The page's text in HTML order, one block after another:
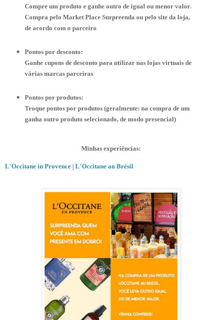
Compre um produto e ganhe outro de igual ou menor valor.
Compra pelo Market Place Surpreenda ou pelo site da loja,
de acordo com o parceiro
Pontos por desconto:
Ganhe cupons de desconto para utilizar nas lojas virtuais de
várias marcas parceiras
Pontos por produtos:
Troque pontos por produtos (geralmente: na compra de um
ganha outro produto selecionado, de modo presencial)
Minhas experiências:
L'Occitane in Provence | L'Occitane au Brésil